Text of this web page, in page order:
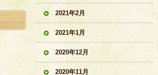
2021年2月
2021年1月
2020年12月
2020年11月